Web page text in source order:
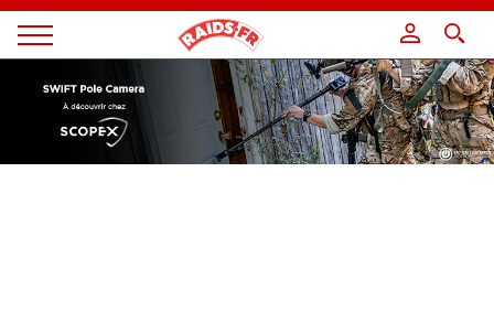
Magazine
Panneau de gestion des cookies